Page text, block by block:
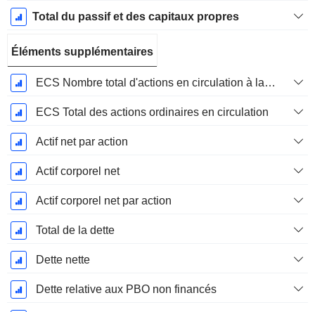
Total du passif et des capitaux propres
Éléments supplémentaires
ECS Nombre total d'actions en circulation à la date de dépôt
ECS Total des actions ordinaires en circulation
Actif net par action
Actif corporel net
Actif corporel net par action
Total de la dette
Dette nette
Dette relative aux PBO non financés